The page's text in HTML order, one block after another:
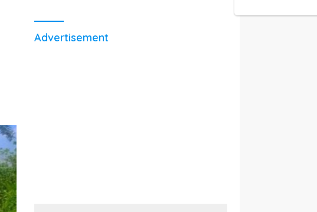
Advertisement